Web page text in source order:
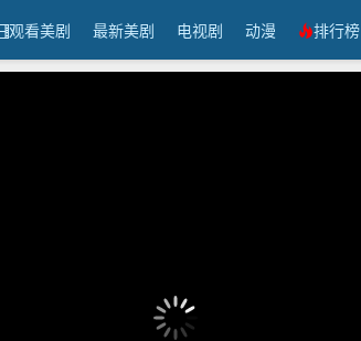
观看美剧 最新美剧 电视剧 动漫 排行榜